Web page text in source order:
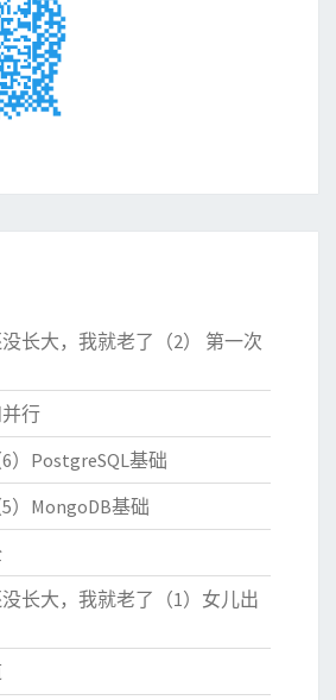
长大，我就老了（2） 第一次
行
）PostgreSQL基础
）MongoDB基础
长大，我就老了（1）女儿出